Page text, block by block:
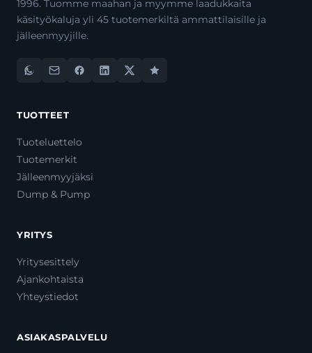
1996. Tuomme maahan ja myymme laadukkaita
käsityökaluja yli 45 tuotemerkiltä ammattilaisille ja
jälleenmyyjille.
TUOTTEET
Tuoteluettelo
Tuotemerkit
Jälleenmyyjäksi
Dump & Pump
YRITYS
Yritysesittely
Ajankohtaista
Yhteystiedot
ASIAKASPALVELU